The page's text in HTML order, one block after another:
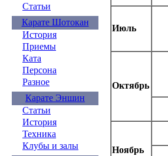
Статьи
Карате Шотокан
История
Приемы
Ката
Персона
Разное
Карате Эншин
Статьи
История
Техника
Клубы и залы
Июль
Октябрь
Ноябрь